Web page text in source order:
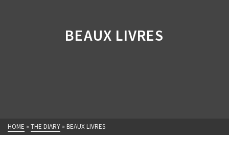
BEAUX LIVRES
HOME » THE DIARY » BEAUX LIVRES